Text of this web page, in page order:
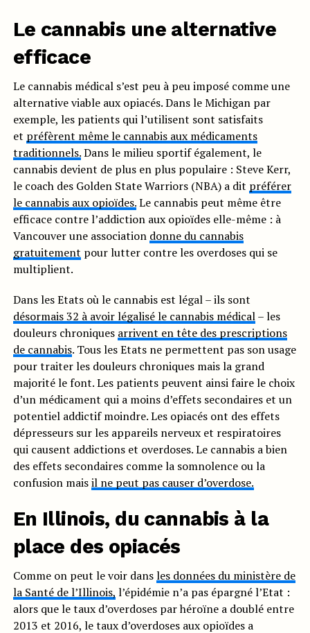
Le cannabis une alternative
efficace
Le cannabis médical s’est peu à peu imposé comme une
alternative viable aux opiacés. Dans le Michigan par
exemple, les patients qui l’utilisent sont satisfaits
et préfèrent même le cannabis aux médicaments
traditionnels.Dans le milieu sportif également, le
cannabis devient de plus en plus populaire : Steve Kerr,
le coach des Golden State Warriors (NBA) a dit préférer
le cannabis aux opioïdes.Le cannabis peut même être
efficace contre l’addiction aux opioïdes elle-même : à
Vancouver une association donne du cannabis
gratuitement pour lutter contre les overdoses qui se
multiplient.
Dans les Etats où le cannabis est légal – ils sont
désormais 32 à avoir légalisé le cannabis médical– les
douleurs chroniques arrivent en tête des prescriptions
de cannabis. Tous les Etats ne permettent pas son usage
pour traiter les douleurs chroniques mais la grand
majorité le font. Les patients peuvent ainsi faire le choix
d’un médicament qui a moins d’effets secondaires et un
potentiel addictif moindre. Les opiacés ont des effets
dépresseurs sur les appareils nerveux et respiratoires
qui causent addictions et overdoses. Le cannabis a bien
des effets secondaires comme la somnolence ou la
confusion maisil ne peut pas causer d’overdose.
En Illinois, du cannabis à la
place des opiacés
Comme on peut le voir dansles données du ministère de
la Santé de l’Illinois, l’épidémie n’a pas épargné l’Etat :
alors que le taux d’overdoses par héroïne a doublé entre
2013 et 2016, le taux d’overdoses aux opioïdes a